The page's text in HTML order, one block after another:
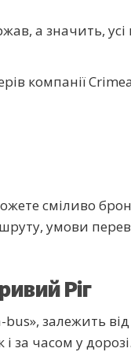
а значить, усі
компанії
сміливо
умови
Ріг
залежить
за часом у дорозі.